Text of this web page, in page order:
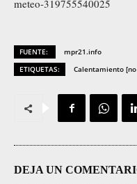
meteo-319755540025
FUENTE:
mpr21.info
ETIQUETAS:
Calentamiento
DEJA UN